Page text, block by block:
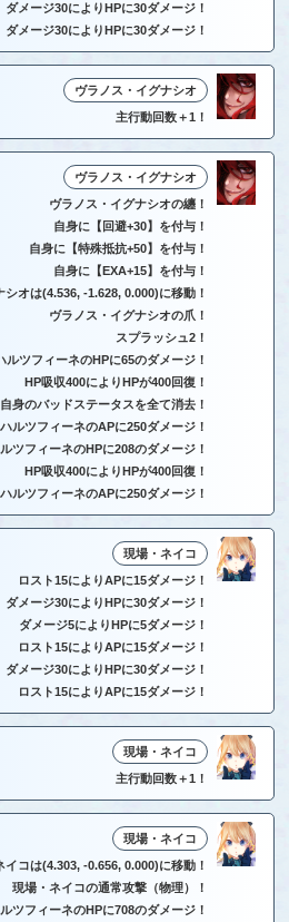
ダメージ30によりHPに30ダメージ！
ダメージ30によりHPに30ダメージ！
ヴラノス・イグナシオ
主行動回数＋1！
ヴラノス・イグナシオ
ヴラノス・イグナシオの纏！
自身に【回避+30】を付与！
自身に【特殊抵抗+50】を付与！
自身に【EXA+15】を付与！
シオは(4.536, -1.628, 0.000)に移動！
ヴラノス・イグナシオの爪！
スプラッシュ2！
ルツフィーネのHPに65のダメージ！
HP吸収400によりHPが400回復！
身のバッドステータスを全て消去！
ルツフィーネのAPに250ダメージ！
ツフィーネのHPに208のダメージ！
HP吸収400によりHPが400回復！
ルツフィーネのAPに250ダメージ！
現場・ネイコ
ロスト15によりAPに15ダメージ！
ダメージ30によりHPに30ダメージ！
ダメージ5によりHPに5ダメージ！
ロスト15によりAPに15ダメージ！
ダメージ30によりHPに30ダメージ！
ロスト15によりAPに15ダメージ！
現場・ネイコ
主行動回数＋1！
現場・ネイコ
イコは(4.303, -0.656, 0.000)に移動！
現場・ネイコの通常攻撃（物理）！
ツフィーネのHPに708のダメージ！